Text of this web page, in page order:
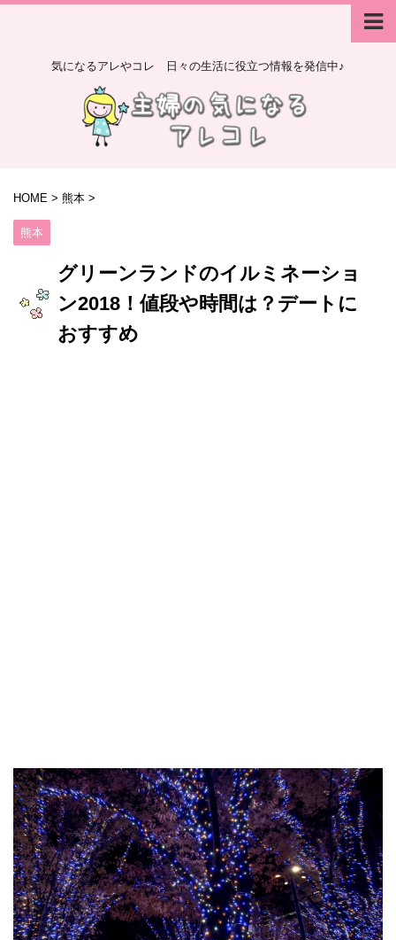
気になるアレやコレ 日々の生活に役立つ情報を発信中♪
HOME > 熊本 >
熊本
グリーンランドのイルミネーショ
ン2018！値段や時間は？デートに
おすすめ